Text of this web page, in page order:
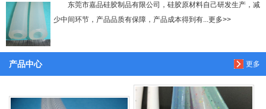
东莞市嘉品硅胶制品有限公司，硅胶原材料自己研发生产，减
少中间环节，产品品质有保障，产品成本得到有...更多>>
更多
产品中心